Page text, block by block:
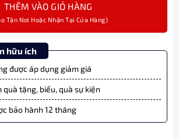
THÊM VÀO GIỎ HÀNG
hữu ích
được áp dụng giảm giá
quà tặng, biếu, quà sự kiện
bảo hành 12 tháng